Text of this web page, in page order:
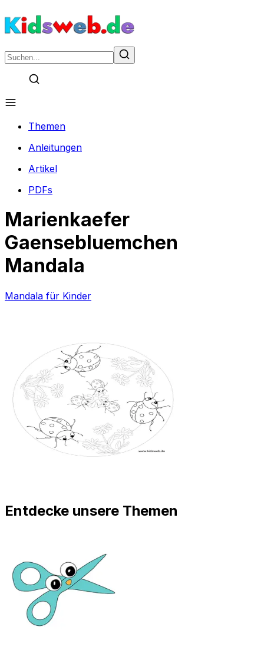
Themen
Anleitungen
Artikel
PDFs
Marienkaefer
Gaensebluemchen
Mandala
Mandala für Kinder
Entdecke unsere Themen